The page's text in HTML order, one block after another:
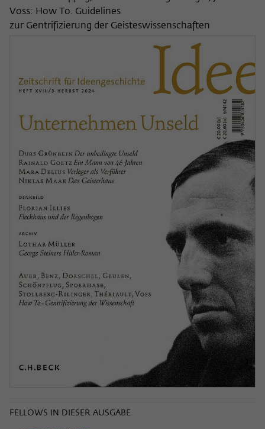
FELLOWS IN DIESER AUSGABE
Voss: How To. Guidelines
zur Gentrifizierung der Geisteswissenschaften